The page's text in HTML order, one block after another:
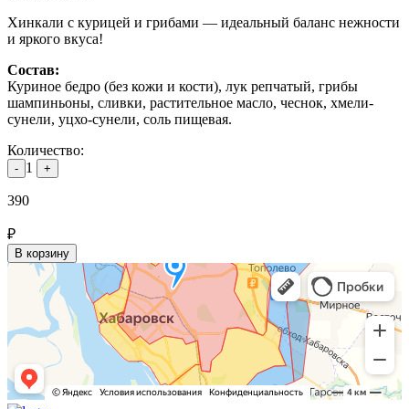
Хинкали с курицей и грибами — идеальный баланс нежности
и яркого вкуса!
Состав:
Куриное бедро (без кожи и кости), лук репчатый, грибы
шампиньоны, сливки, растительное масло, чеснок, хмели-
сунели, уцхо-сунели, соль пищевая.
Количество:
- 1 +
390
₽
В корзину